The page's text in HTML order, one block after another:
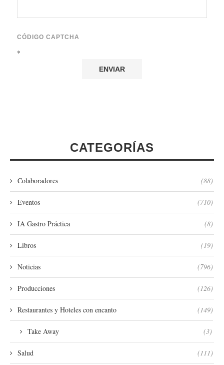
CÓDIGO CAPTCHA
*
CATEGORÍAS
Colaboradores (88)
Eventos (710)
IA Gastro Práctica (8)
Libros (19)
Noticias (796)
Producciones (126)
Restaurantes y Hoteles con encanto (149)
Take Away (3)
Salud (111)